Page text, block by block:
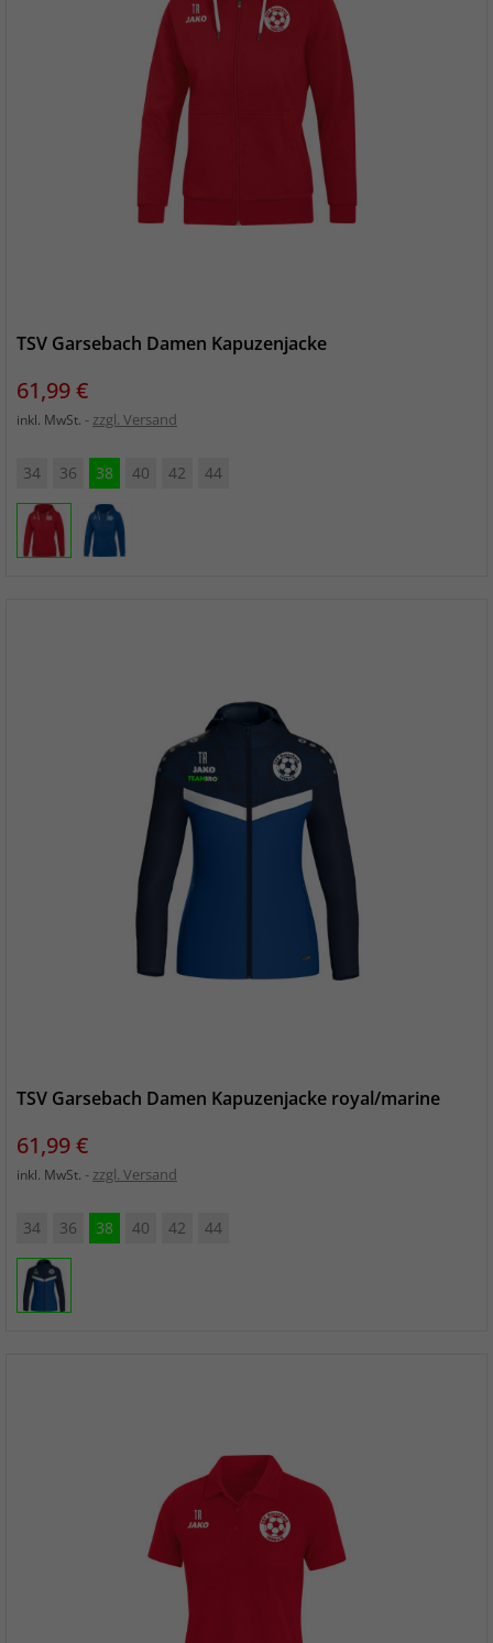
TSV Garsebach Damen Kapuzenjacke
Preis
61,99 €
inkl. MwSt. zzgl. Versand
34 36 38 40 42 44
TSV Garsebach Damen Kapuzenjacke royal/marine
Preis
61,99 €
inkl. MwSt. zzgl. Versand
34 36 38 40 42 44